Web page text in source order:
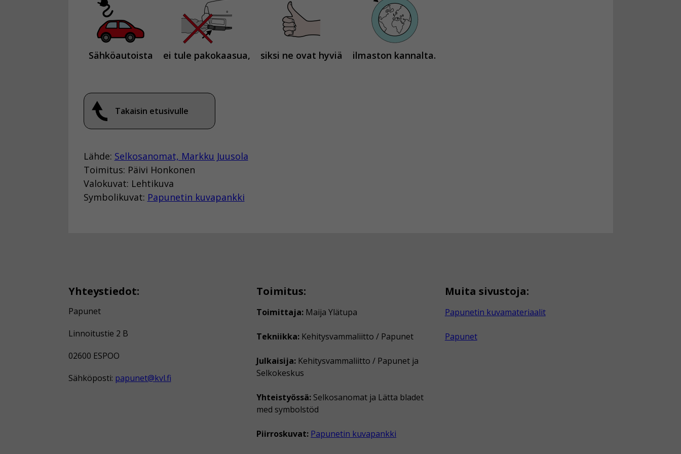
Sähköautoista ei tule pakokaasua, siksi ne ovat hyviä ilmaston kannalta.
Takaisin etusivulle
Lähde: Selkosanomat, Markku Juusola
Toimitus: Päivi Honkonen
Valokuvat: Lehtikuva
Symbolikuvat: Papunetin kuvapankki
Yhteystiedot:
Papunet
Linnoitustie 2 B
02600 ESPOO
Sähköposti: papunet@kvl.fi
Toimitus:
Toimittaja: Maija Ylätupa
Tekniikka: Kehitysvammaliitto / Papunet
Julkaisija: Kehitysvammaliitto / Papunet ja
Selkokeskus
Yhteistyössä: Selkosanomat ja Lätta bladet
med symbolstöd
Piirroskuvat: Papunetin kuvapankki
Muita sivustoja:
Papunetin kuvamateriaalit
Papunet